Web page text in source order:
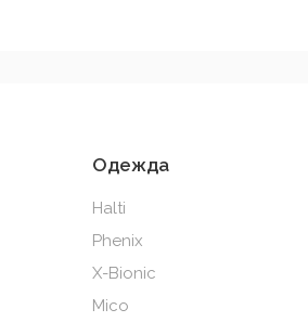
Одежда
Halti
Phenix
X-Bionic
Mico